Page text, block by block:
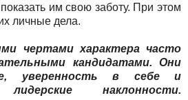
им свою заботу. При этом
личные дела.
чертами характера часто
кандидатами. Они
уверенность в себе и
наклонности.